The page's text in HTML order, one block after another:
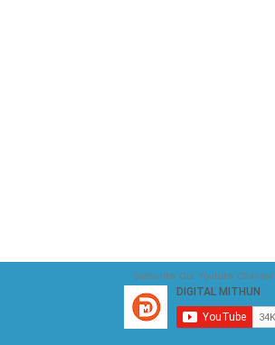
Subscribe Our Youtube Channel